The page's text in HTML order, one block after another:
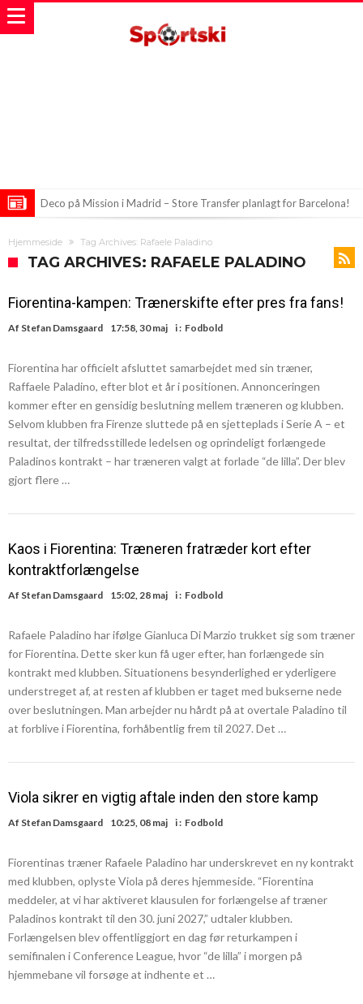
Deco på Mission i Madrid – Store Transfer planlagt for Barcelona!
FIFA i en storm af kaos! Infantinos skridt ryster fodboldverdenen
Hjemmeside Tag Archives: Rafaele Paladino
TAG ARCHIVES: RAFAELE PALADINO
Fiorentina-kampen: Trænerskifte efter pres fra fans!
Af Stefan Damsgaard 17:58, 30 maj i : Fodbold
Fiorentina har officielt afsluttet samarbejdet med sin træner,
Raffaele Paladino, efter blot et år i positionen. Annonceringen
kommer efter en gensidig beslutning mellem træneren og klubben.
Selvom klubben fra Firenze sluttede på en sjetteplads i Serie A – et
resultat, der tilfredsstillede ledelsen og oprindeligt forlængede
Paladinos kontrakt – har træneren valgt at forlade “de lilla”. Der blev
gjort flere …
Kaos i Fiorentina: Træneren fratræder kort efter
kontraktforlængelse
Af Stefan Damsgaard 15:02, 28 maj i : Fodbold
Rafaele Paladino har ifølge Gianluca Di Marzio trukket sig som træner
for Fiorentina. Dette sker kun få uger efter, han forlængede sin
kontrakt med klubben. Situationens besynderlighed er yderligere
understreget af, at resten af klubben er taget med bukserne nede
over beslutningen. Man arbejder nu hårdt på at overtale Paladino til
at forblive i Fiorentina, forhåbentlig frem til 2027. Det …
Viola sikrer en vigtig aftale inden den store kamp
Af Stefan Damsgaard 10:25, 08 maj i : Fodbold
Fiorentinas træner Rafaele Paladino har underskrevet en ny kontrakt
med klubben, oplyste Viola på deres hjemmeside. “Fiorentina
meddeler, at vi har aktiveret klausulen for forlængelse af træner
Paladinos kontrakt til den 30. juni 2027,” udtaler klubben.
Forlængelsen blev offentliggjort en dag før returkampen i
semifinalen i Conference League, hvor “de lilla” i morgen på
hjemmebane vil forsøge at indhente et …